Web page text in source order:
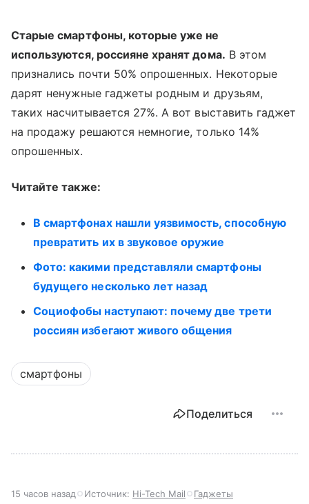
Старые смартфоны, которые уже не
используются, россияне хранят дома. В этом
признались почти 50% опрошенных. Некоторые
дарят ненужные гаджеты родным и друзьям,
таких насчитывается 27%. А вот выставить гаджет
на продажу решаются немногие, только 14%
опрошенных.
Читайте также:
В смартфонах нашли уязвимость, способную
превратить их в звуковое оружие
Фото: какими представляли смартфоны
будущего несколько лет назад
Социофобы наступают: почему две трети
россиян избегают живого общения
смартфоны
Поделиться
15 часов назад Источник: Hi-Tech Mail Гаджеты